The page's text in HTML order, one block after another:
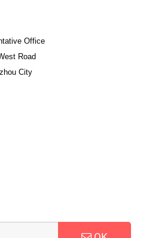
Office
Road
City